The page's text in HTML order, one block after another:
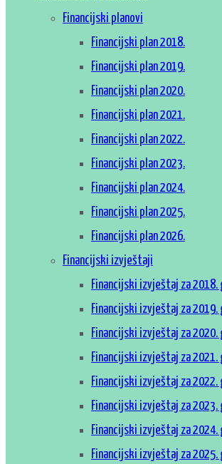
Financijski planovi
Financijski plan 2018.
Financijski plan 2019.
Financijski plan 2020.
Financijski plan 2021.
Financijski plan 2022.
Financijski plan 2023.
Financijski plan 2024.
Financijski plan 2025.
Financijski plan 2026.
Financijski izvještaji
Financijski izvještaj za 2018.
Financijski izvještaj za 2019.
Financijski izvještaj za 2020.
Financijski izvještaj za 2021.
Financijski izvještaj za 2022.
Financijski izvještaj za 2023.
Financijski izvještaj za 2024.
Financijski izvještaj za 2025.